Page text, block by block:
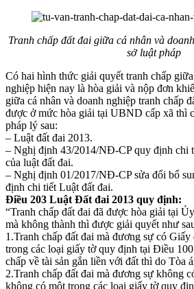
Tranh chấp đất đai giữa cá nhân và
sở luật pháp
Có hai hình thức giải quyết tranh chấp
nghiệp hiện nay là hòa giải và nộp đơn
giữa cá nhân và doanh nghiệp tranh chấp
được ở mức hòa giải tại UBND cấp xã thì
pháp lý sau:
– Luật đất đai 2013.
– Nghị định 43/2014/NĐ-CP quy định chi
của luật đất đai.
– Nghị định 01/2017/NĐ-CP sửa đổi bổ
định chi tiết Luật đất đai.
Điều 203 Luật Đất đai 2013 quy định:
“Tranh chấp đất đai đã được hòa giải tại
mà không thành thì được giải quyết như
1.Tranh chấp đất đai mà đương sự có
trong các loại giấy tờ quy định tại Điều
chấp về tài sản gắn liền với đất thì do Tòa
2.Tranh chấp đất đai mà đương sự không
không có một trong các loại giấy tờ quy